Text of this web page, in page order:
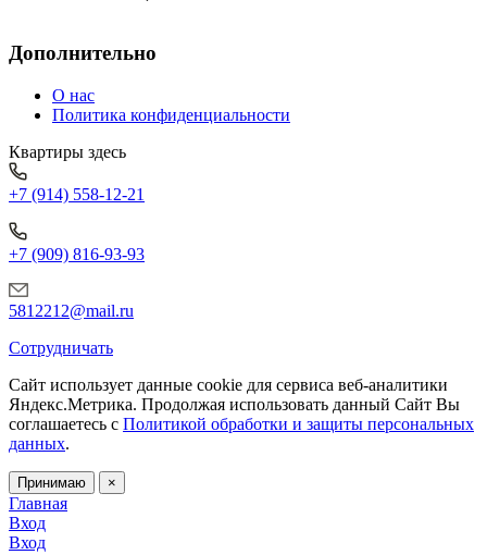
Дополнительно
О нас
Политика конфиденциальности
Квартиры здесь
+7 (914) 558-12-21
+7 (909) 816-93-93
5812212@mail.ru
Сотрудничать
Сайт использует данные cookie для сервиса веб-аналитики
Яндекс.Метрика. Продолжая использовать данный Сайт Вы
соглашаетесь с Политикой обработки и защиты персональных
данных.
Принимаю ×
Главная
Вход
Вход